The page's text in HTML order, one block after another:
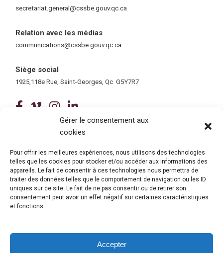
Gérer le consentement aux
cookies
Pour offrir les meilleures expériences, nous utilisons des technologies
telles que les cookies pour stocker et/ou accéder aux informations des
appareils. Le fait de consentir à ces technologies nous permettra de
traiter des données telles que le comportement de navigation ou les ID
uniques sur ce site. Le fait de ne pas consentir ou de retirer son
consentement peut avoir un effet négatif sur certaines caractéristiques
et fonctions.
Accepter
secretariat.general@cssbe.gouv.qc.ca
Relation avec les médias
communications@cssbe.gouv.qc.ca
Siège social
1925,118e Rue, Saint-Georges, Qc G5Y7R7
(ce lien ouvre dans une nouvelle
(ce lien ouvre dans une nouvelle
(ce lien ouvre dans une
Tous droits réservés © 2026 Centre de services scolaire de la
Politique de confidentialité|Accessibilité
Conception site web : Ubéo solutions web(ce lien ouvre dans une nouvelle